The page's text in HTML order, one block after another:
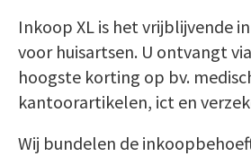
Inkoop XL is het vrijblijvende
voor huisartsen. U ontvangt
hoogste korting op bv.
kantoorartikelen, ict en
Wij bundelen de